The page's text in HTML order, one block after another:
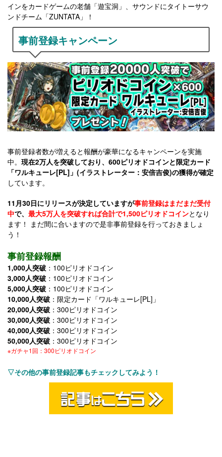
インをカードゲームの老舗「遊宝洞」、サウンドにタイトーサウ
ンドチーム「ZUNTATA」！
事前登録キャンペーン
事前登録者数が増えると報酬が豪華になるキャンペーンを実施
中。 現在2万人を突破しており、600ピリオドコインと限定カード
「ワルキューレ[PL]」(イラストレーター：安倍吉俊)の獲得が確定
しています。
11月30日にリリースが決定していますが事前登録はまだまだ受付
中で、 最大5万人を突破すれば合計で1,500ピリオドコインとなり
ます！ まだ間に合いますので是非事前登録を行っておきましょ
う！
事前登録報酬
1,000人突破 ：100ピリオドコイン
3,000人突破 ：100ピリオドコイン
5,000人突破 ：100ピリオドコイン
10,000人突破 ：限定カード「ワルキューレ[PL]」
20,000人突破 ：300ピリオドコイン
30,000人突破 ：300ピリオドコイン
40,000人突破 ：300ピリオドコイン
50,000人突破 ：300ピリオドコイン
※ガチャ1回：300ピリオドコイン
▽その他の事前登録記事もチェックしてみよう！